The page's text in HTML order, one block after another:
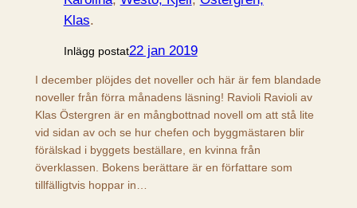
Klas.
Inlägg postat22 jan 2019
I december plöjdes det noveller och här är fem blandade
noveller från förra månadens läsning! Ravioli Ravioli av
Klas Östergren är en mångbottnad novell om att stå lite
vid sidan av och se hur chefen och byggmästaren blir
förälskad i byggets beställare, en kvinna från
överklassen. Bokens berättare är en författare som
tillfälligtvis hoppar in…